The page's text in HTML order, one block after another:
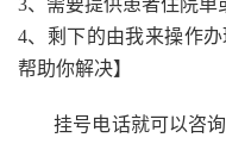
3、需要提供患者住院单
4、剩下的由我来操作
帮助你解决】
挂号电话就可以咨